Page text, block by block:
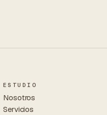
ESTUDIO
Nosotros
Servicios